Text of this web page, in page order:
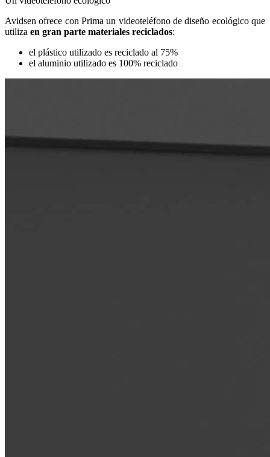
Avidsen ofrece con Prima un videoteléfono de diseño ecológico que
utiliza en gran parte materiales reciclados:
el plástico utilizado es reciclado al 75%
el aluminio utilizado es 100% reciclado